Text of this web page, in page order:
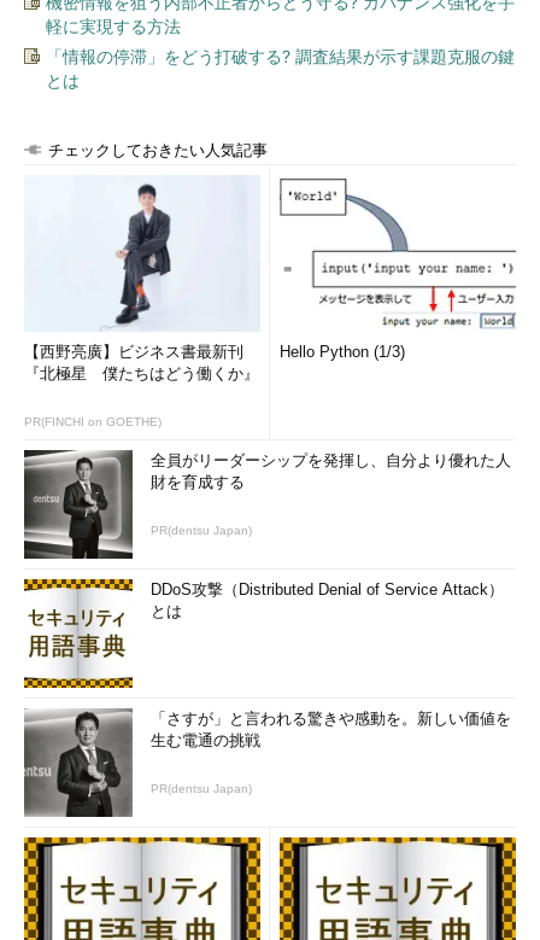
軽に実現する方法
「情報の停滞」をどう打破する? 調査結果が示す課題克服の鍵
とは
チェックしておきたい人気記事
【西野亮廣】ビジネス書最新刊
『北極星 僕たちはどう働くか』
PR(FINCHI on GOETHE)
Hello Python (1/3)
全員がリーダーシップを発揮し、自分より優れた人
財を育成する
PR(dentsu Japan)
DDoS攻撃（Distributed Denial of Service Attack）
とは
「さすが」と言われる驚きや感動を。新しい価値を
生む電通の挑戦
PR(dentsu Japan)